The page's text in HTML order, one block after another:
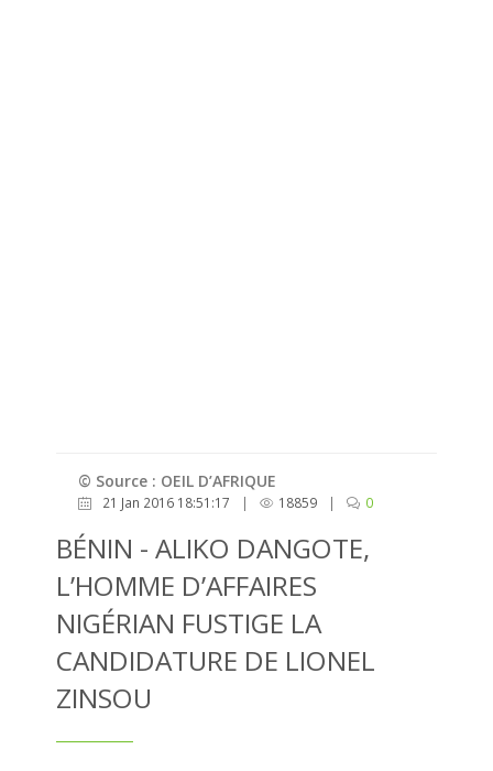
© Source : OEIL D’AFRIQUE
21 Jan 2016 18:51:17 | 18859 | 0
BÉNIN - ALIKO DANGOTE,
L’HOMME D’AFFAIRES
NIGÉRIAN FUSTIGE LA
CANDIDATURE DE LIONEL
ZINSOU